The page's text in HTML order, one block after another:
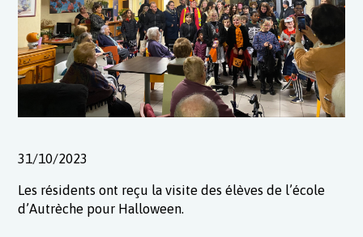
31/10/2023
Les résidents ont reçu la visite des élèves de l’école
d’Autrèche pour Halloween.